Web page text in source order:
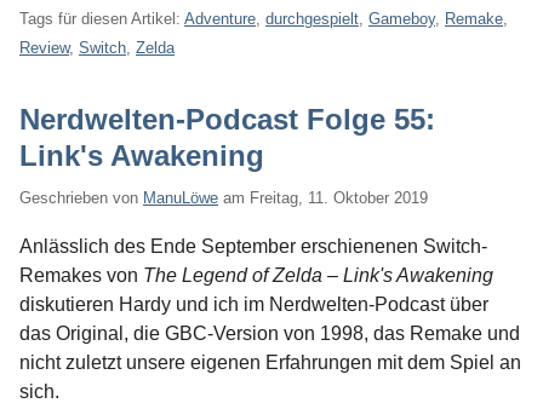
Tags für diesen Artikel: Adventure durchgespielt Gameboy, Remake
Review, Switch Zelda
Nerdwelten-Podcast Folge 55:
Link's Awakening
Geschrieben von ManuLöwe am Freitag, 11. Oktober 2019
Anlässlich des Ende September erschienenen Switch-
Remakes von The Legend of Zelda – Link's Awakening
diskutieren Hardy und ich im Nerdwelten-Podcast über
das Original, die GBC-Version von 1998, das Remake und
nicht zuletzt unsere eigenen Erfahrungen mit dem Spiel an
sich.